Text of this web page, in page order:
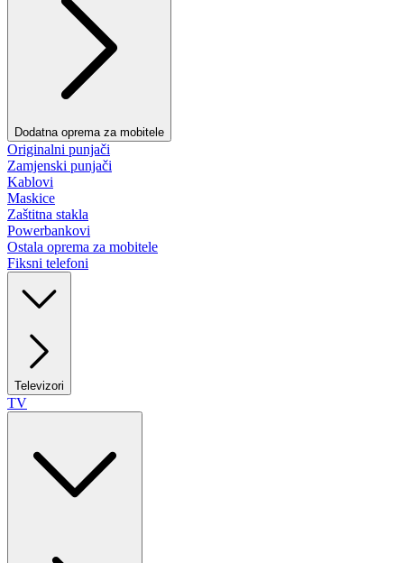
Dodatna oprema za mobitele
Originalni punjači
Zamjenski punjači
Kablovi
Maskice
Zaštitna stakla
Powerbankovi
Ostala oprema za mobitele
Fiksni telefoni
Televizori
TV